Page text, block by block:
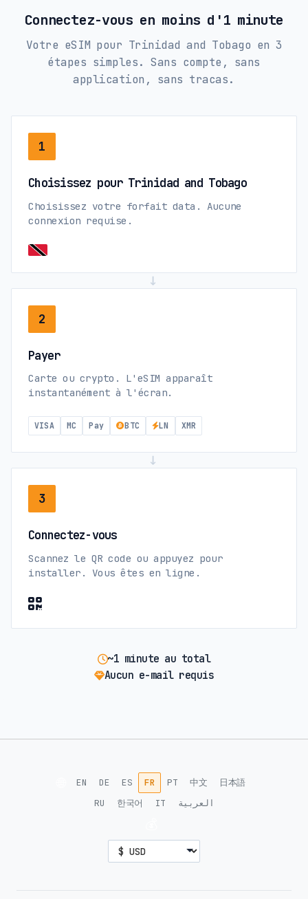
Connectez-vous en moins d'1 minute
Votre eSIM pour Trinidad and Tobago en 3
étapes simples. Sans compte, sans
application, sans tracas.
1
Choisissez pour Trinidad and Tobago
Choisissez votre forfait data. Aucune
connexion requise.
2
Payer
Carte ou crypto. L'eSIM apparaît
instantanément à l'écran.
VISA MC Pay BTC LN XMR
→
3
Connectez-vous
Scannez le QR code ou appuyez pour
installer. Vous êtes en ligne.
~1 minute au total
Aucun e-mail requis
EN DE ES FR PT 中文
日本語
RU
한국어 IT العربية